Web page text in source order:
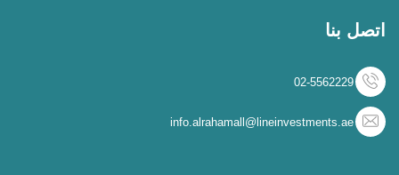
اتصل بنا
02-5562229
info.alrahamall@lineinvestments.ae